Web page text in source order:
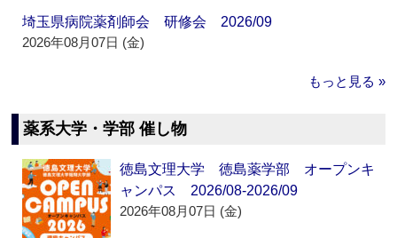
埼玉県病院薬剤師会 研修会 2026/09
2026年08月07日 (金)
もっと見る »
薬系大学・学部 催し物
徳島文理大学 徳島薬学部 オープンキ
ャンパス 2026/08-2026/09
2026年08月07日 (金)